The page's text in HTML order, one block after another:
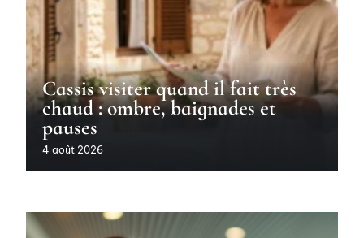
Cassis visiter quand il fait très
chaud : ombre, baignades et
pauses
4 août 2026